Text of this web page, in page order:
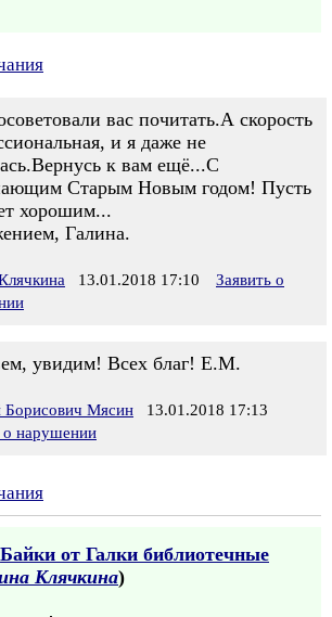
вас почитать.А скорость
и я даже не
к вам ещё...С
Старым Новым годом! Пусть
хорошим...
Галина.
13.01.2018 17:10
Заявить о
увидим! Всех благ! Е.М.
Борисович Мясин 13.01.2018 17:13
о нарушении
Байки от Галки библиотечные
Клячкина)